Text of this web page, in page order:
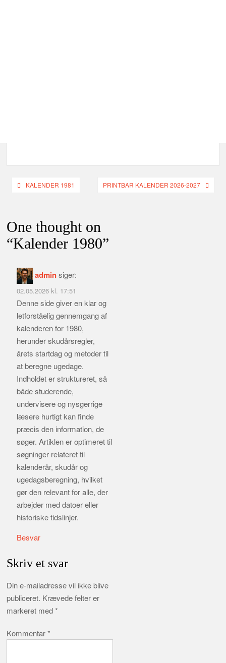
Indlægsnavigation
KALENDER 1981 PRINTBAR KALENDER 2026-2027
One thought on
“Kalender 1980”
adminsiger:
02.05.2026 kl. 17:51
Denne side giver en klar og
letforståelig gennemgang af
kalenderen for 1980,
herunder skudårsregler,
årets startdag og metoder til
at beregne ugedage.
Indholdet er struktureret, så
både studerende,
undervisere og nysgerrige
læsere hurtigt kan finde
præcis den information, de
søger. Artiklen er optimeret til
søgninger relateret til
kalenderår, skudår og
ugedagsberegning, hvilket
gør den relevant for alle, der
arbejder med datoer eller
historiske tidslinjer.
Besvar
Skriv et svar
Din e-mailadresse vil ikke blive
publiceret. Krævede felter er
markeret med*
Kommentar*